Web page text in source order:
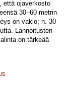
että ojaverkosto
30–60 metrin
on vakio; n. 30
Lannoitusten
on tärkeää